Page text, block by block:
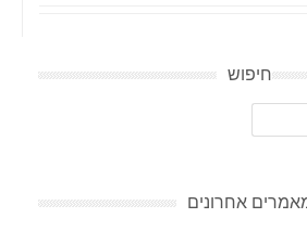
חיפוש
אחרונים